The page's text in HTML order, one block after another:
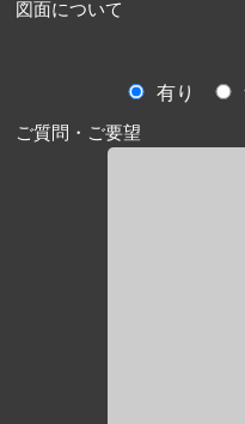
図面について
有り
ご質問・ご要望